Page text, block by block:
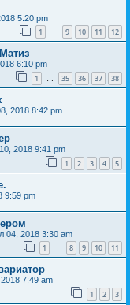
5:20 pm
1 9 10 11 12
6:10 pm
1 … 35 36 37 38
2018 8:42 pm
2018 9:41 pm
1 2 3 4 5
9:59 pm
04, 2018 3:30 am
1 8 9 10 11
7:49 am
1 2 3